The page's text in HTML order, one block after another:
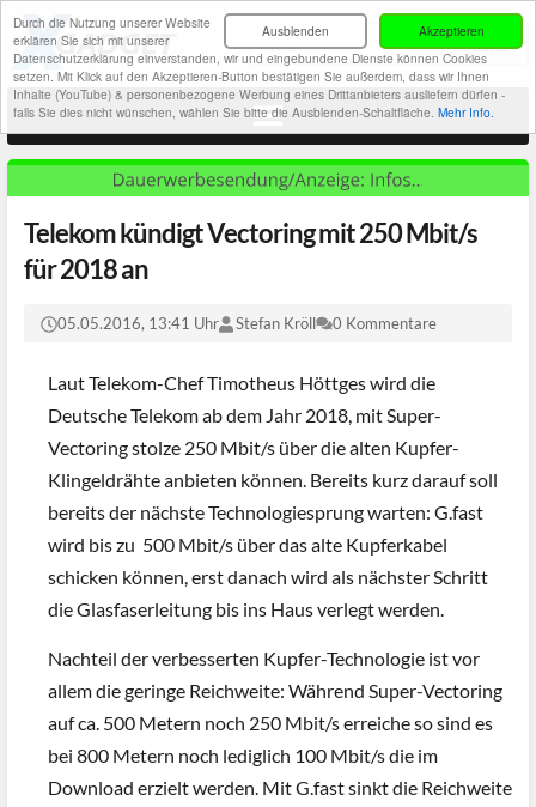
Akzeptieren
Ausblenden
Durch die Nutzung unserer Website
erklären Sie sich mit unserer
Datenschutzerklärung einverstanden, wir und eingebundene Dienste können Cookies
setzen. Mit Klick auf den Akzeptieren-Button bestätigen Sie außerdem, dass wir Ihnen
Inhalte (YouTube) & personenbezogene Werbung eines Drittanbieters ausliefern dürfen -
falls Sie dies nicht wünschen, wählen Sie bitte die Ausblenden-Schaltfläche. Mehr Info.
Telekom kündigt Vectoring mit 250 Mbit/s
für 2018 an
05.05.2016, 13:41 Uhr Stefan Kröll 0 Kommentare
Laut Telekom-Chef Timotheus Höttges wird die
Deutsche Telekom ab dem Jahr 2018, mit Super-
Vectoring stolze 250 Mbit/s über die alten Kupfer-
Klingeldrähte anbieten können. Bereits kurz darauf soll
bereits der nächste Technologiesprung warten: G.fast
wird bis zu 500 Mbit/s über das alte Kupferkabel
schicken können, erst danach wird als nächster Schritt
die Glasfaserleitung bis ins Haus verlegt werden.
Nachteil der verbesserten Kupfer-Technologie ist vor
allem die geringe Reichweite: Während Super-Vectoring
auf ca. 500 Metern noch 250 Mbit/s erreiche so sind es
bei 800 Metern noch lediglich 100 Mbit/s die im
Download erzielt werden. Mit G.fast sinkt die Reichweite